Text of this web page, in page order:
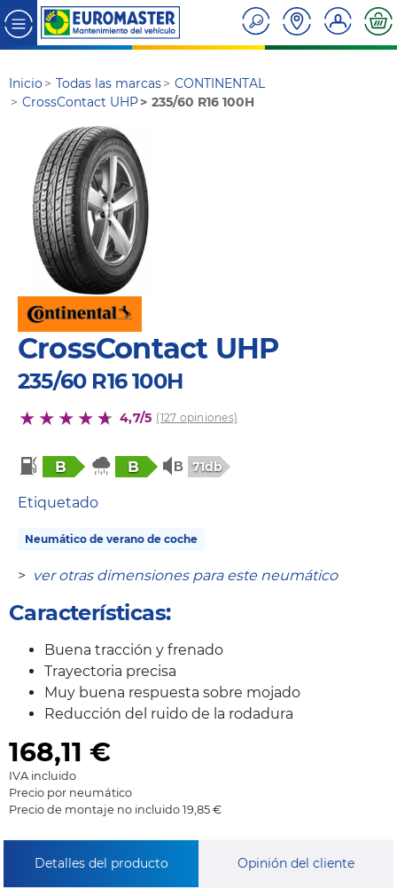
Inicio Todas las marcas
CONTINENTAL
CrossContact UHP
235/60 R16 100H
CrossContact UHP
235/60 R16 100H
4,7/5 (127 opiniones)
B B 71db
Etiquetado
Neumático de verano de coche
> ver otras dimensiones para este neumático
Características:
Buena tracción y frenado
Trayectoria precisa
Muy buena respuesta sobre mojado
Reducción del ruido de la rodadura
168,11 €
IVA incluido
Precio por neumático
Precio de montaje no incluido 19,85 €
Detalles del producto Opinión del cliente